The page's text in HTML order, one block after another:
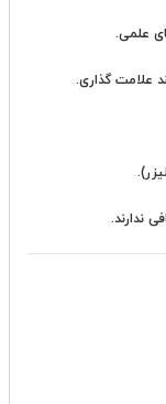
علمی.
علامت گذاری.
ندارند.